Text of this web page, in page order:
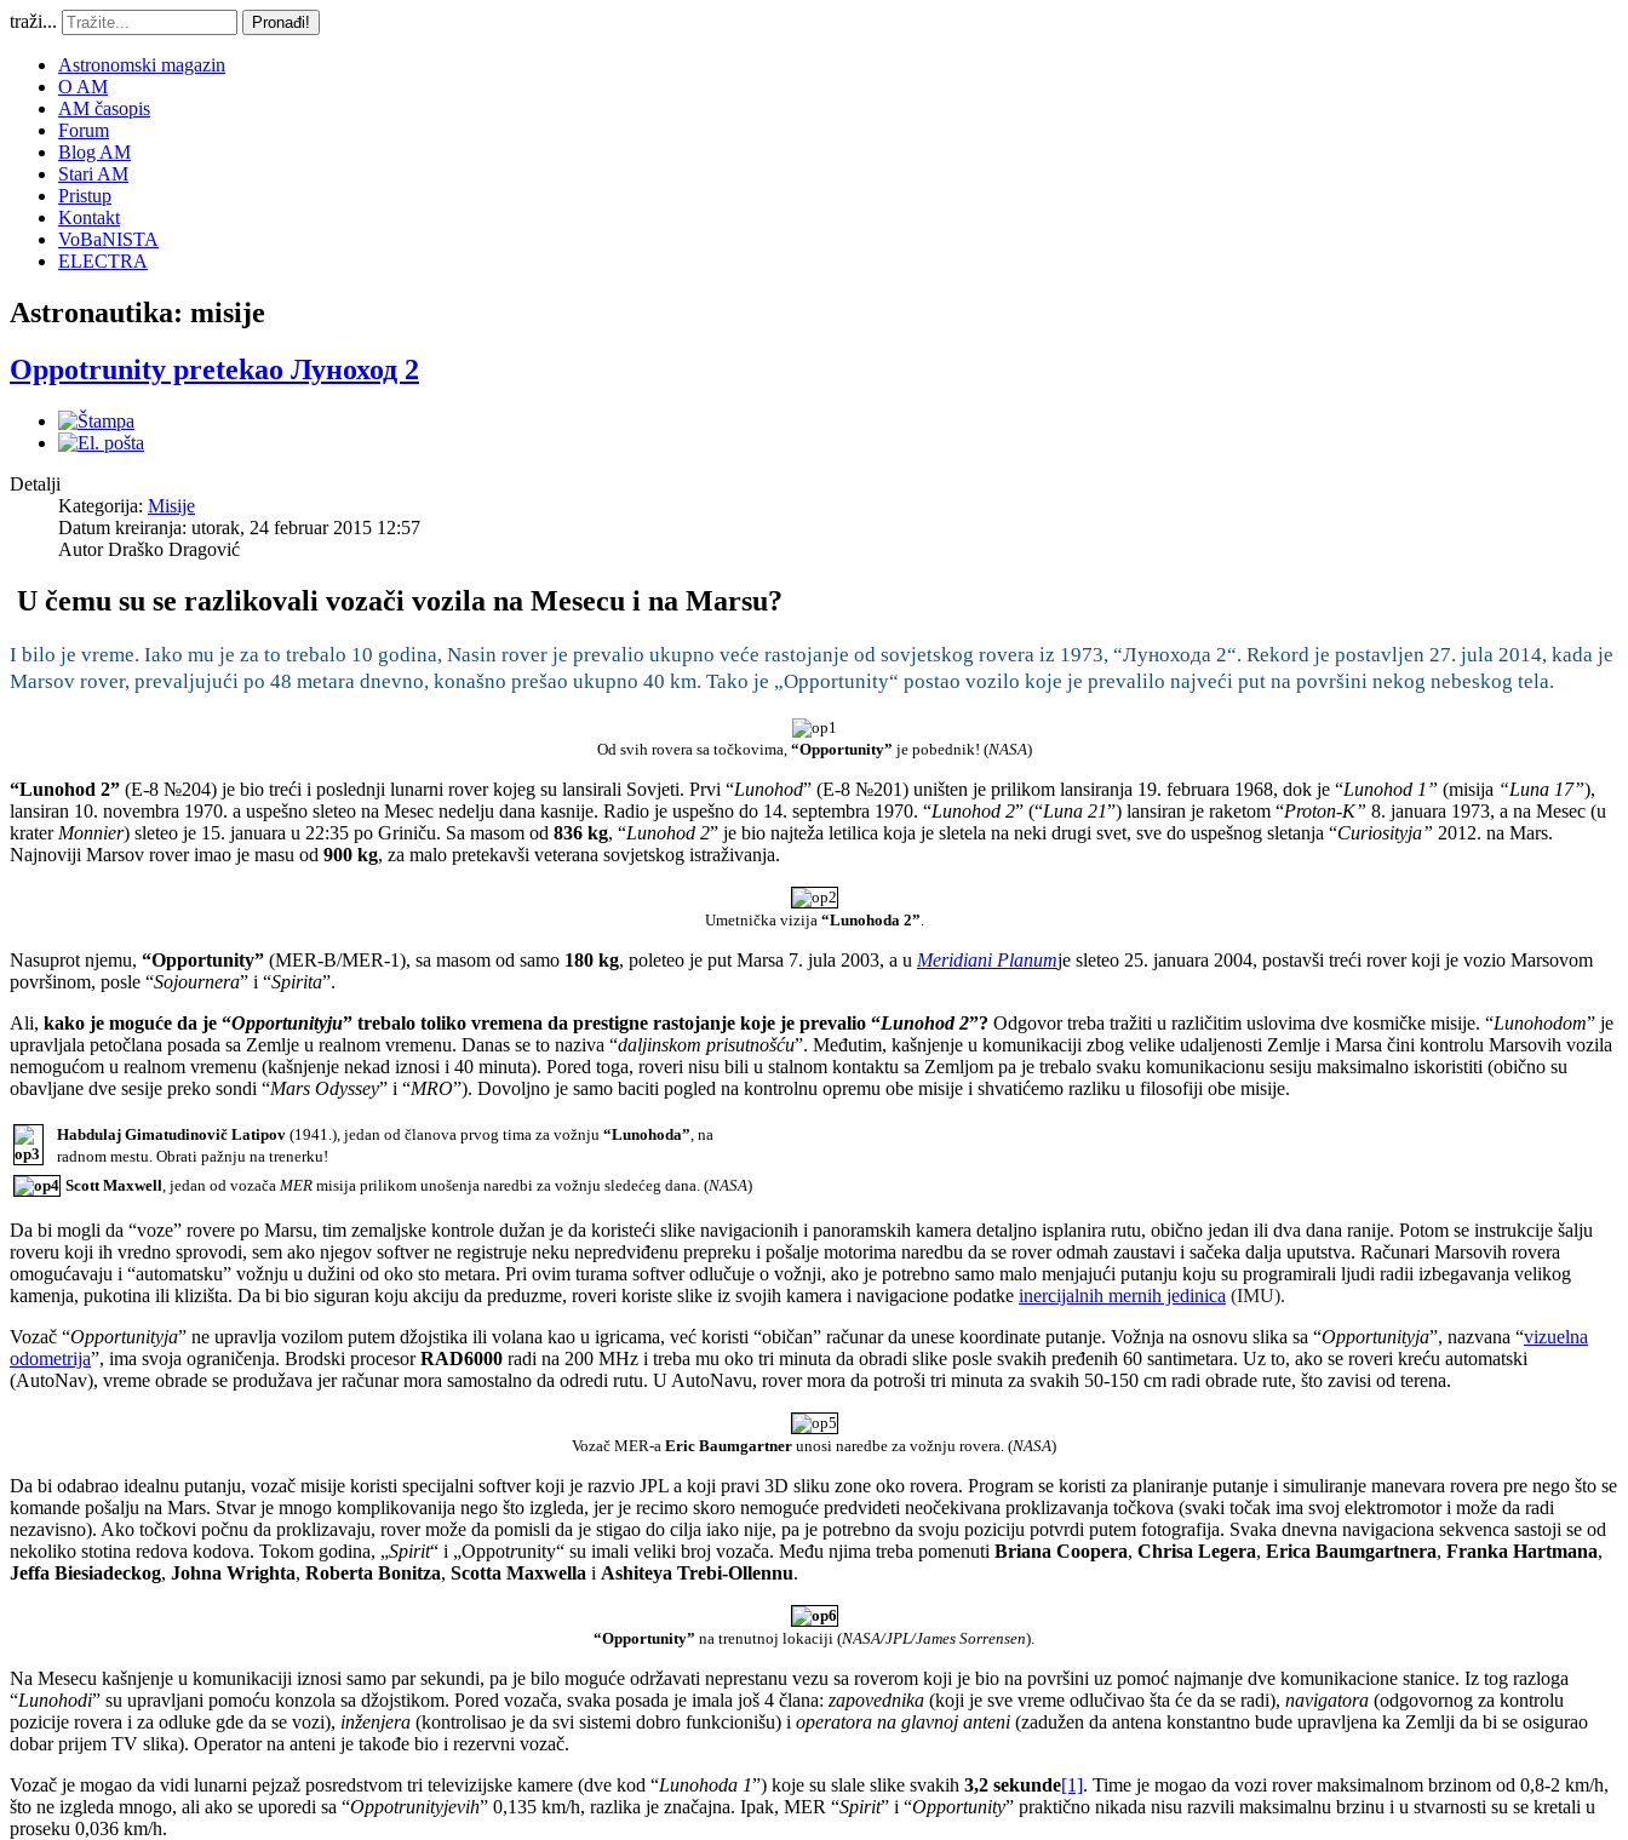
traži... Pronađi!
Astronomski magazin
O AM
AM časopis
Forum
Blog AM
Stari AM
Pristup
Kontakt
VoBaNISTA
ELECTRA
Astronautika: misije
Oppotrunity pretekao Луноход 2
Detalji
Kategorija: Misije
Datum kreiranja: utorak, 24 februar 2015 12:57
AutorDraško Dragović
U čemu su se razlikovali vozači vozila na Mesecu i na Marsu?
I bilo je vreme. Iako mu je za to trebalo 10 godina, Nasin rover je prevalio ukupno veće rastojanje od sovjetskog rovera iz 1973, “Лунохода 2“. Rekord je postavljen 27. jula 2014, kada je
Marsov rover, prevaljujući po 48 metara dnevno, konašno prešao ukupno 40 km. Tako je „Opportunity“ postao vozilo koje je prevalilo najveći put na površini nekog nebeskog tela.
Od svih rovera sa točkovima, “Opportunity” je pobednik! (NASA)
“Lunohod 2” (E-8 №204) je bio treći i poslednji lunarni rover kojeg su lansirali Sovjeti. Prvi “Lunohod” (E-8 №201) uništen je prilikom lansiranja 19. februara 1968, dok je “Lunohod 1” (misija “Luna 17”),
lansiran 10. novembra 1970. a uspešno sleteo na Mesec nedelju dana kasnije. Radio je uspešno do 14. septembra 1970. “Lunohod 2” (“Luna 21”) lansiran je raketom “Proton-K” 8. januara 1973, a na Mesec (u
krater Monnier) sleteo je 15. januara u 22:35 po Griniču. Sa masom od 836 kg, “Lunohod 2” je bio najteža letilica koja je sletela na neki drugi svet, sve do uspešnog sletanja “Curiosityja” 2012. na Mars.
Najnoviji Marsov rover imao je masu od 900 kg, za malo pretekavši veterana sovjetskog istraživanja.
Umetnička vizija “Lunohoda 2”
Nasuprot njemu, “Opportunity” (MER-B/MER-1), sa masom od samo 180 kg, poleteo je put Marsa 7. jula 2003, a u Meridiani Planumje sleteo 25. januara 2004, postavši treći rover koji je vozio Marsovom
površinom, posle “Sojournera” i “Spirita”.
Ali, kako je moguće da je “Opportunityju” trebalo toliko vremena da prestigne rastojanje koje je prevalio “Lunohod 2”? Odgovor treba tražiti u različitim uslovima dve kosmičke misije. “Lunohodom” je
upravljala petočlana posada sa Zemlje u realnom vremenu. Danas se to naziva “daljinskom prisutnošću”. Međutim, kašnjenje u komunikaciji zbog velike udaljenosti Zemlje i Marsa čini kontrolu Marsovih vozila
nemogućom u realnom vremenu (kašnjenje nekad iznosi i 40 minuta). Pored toga, roveri nisu bili u stalnom kontaktu sa Zemljom pa je trebalo svaku komunikacionu sesiju maksimalno iskoristiti (obično su
obavljane dve sesije preko sondi “Mars Odyssey” i “MRO”). Dovoljno je samo baciti pogled na kontrolnu opremu obe misije i shvatićemo razliku u filosofiji obe misije.
Habdulaj Gimatudinovič Latipov (1941.), jedan od članova prvog tima za vožnju “Lunohoda” , na
radnom mestu. Obrati pažnju na trenerku!
Scott Maxwell , jedan od vozača MER misija prilikom unošenja naredbi za vožnju sledećeg dana. (NASA)
Da bi mogli da “voze” rovere po Marsu, tim zemaljske kontrole dužan je da koristeći slike navigacionih i panoramskih kamera detaljno isplanira rutu, obično jedan ili dva dana ranije. Potom se instrukcije šalju
roveru koji ih vredno sprovodi, sem ako njegov softver ne registruje neku nepredviđenu prepreku i pošalje motorima naredbu da se rover odmah zaustavi i sačeka dalja uputstva. Računari Marsovih rovera
omogućavaju i “automatsku” vožnju u dužini od oko sto metara. Pri ovim turama softver odlučuje o vožnji, ako je potrebno samo malo menjajući putanju koju su programirali ljudi radii izbegavanja velikog
kamenja, pukotina ili klizišta. Da bi bio siguran koju akciju da preduzme, roveri koriste slike iz svojih kamera i navigacione podatke inercijalnih mernih jedinica (IMU).
Vozač “Opportunityja” ne upravlja vozilom putem džojstika ili volana kao u igricama, već koristi “običan” računar da unese koordinate putanje. Vožnja na osnovu slika sa “Opportunityja”, nazvana “vizuelna
odometrija”, ima svoja ograničenja. Brodski procesorRAD6000 radi na 200 MHz i treba mu oko tri minuta da obradi slike posle svakih pređenih 60 santimetara. Uz to, ako se roveri kreću automatski
(AutoNav), vreme obrade se produžava jer računar mora samostalno da odredi rutu. U AutoNavu, rover mora da potroši tri minuta za svakih 50-150 cm radi obrade rute, što zavisi od terena.
Vozač MER-a Eric Baumgartner unosi naredbe za vožnju rovera. (NASA)
Da bi odabrao idealnu putanju, vozač misije koristi specijalni softver koji je razvio JPL a koji pravi 3D sliku zone oko rovera. Program se koristi za planiranje putanje i simuliranje manevara rovera pre nego što se
komande pošalju na Mars. Stvar je mnogo komplikovanija nego što izgleda, jer je recimo skoro nemoguće predvideti neočekivana proklizavanja točkova (svaki točak ima svoj elektromotor i može da radi
nezavisno). Ako točkovi počnu da proklizavaju, rover može da pomisli da je stigao do cilja iako nije, pa je potrebno da svoju poziciju potvrdi putem fotografija. Svaka dnevna navigaciona sekvenca sastoji se od
nekoliko stotina redova kodova. Tokom godina, „Spirit“ i „Oppotrunity“ su imali veliki broj vozača. Među njima treba pomenuti Briana Coopera, Chrisa Legera, Erica Baumgartnera, Franka Hartmana,
Jeffa Biesiadeckog, Johna Wrighta, Roberta Bonitza, Scotta Maxwella i Ashiteya Trebi-Ollennu.
“Opportunity” na trenutnoj lokaciji (NASA/JPL/James Sorrensen).
Na Mesecu kašnjenje u komunikaciji iznosi samo par sekundi, pa je bilo moguće održavati neprestanu vezu sa roverom koji je bio na površini uz pomoć najmanje dve komunikacione stanice. Iz tog razloga
“Lunohodi” su upravljani pomoću konzola sa džojstikom. Pored vozača, svaka posada je imala još 4 člana: zapovednika (koji je sve vreme odlučivao šta će da se radi), navigatora (odgovornog za kontrolu
pozicije rovera i za odluke gde da se vozi), inženjera (kontrolisao je da svi sistemi dobro funkcionišu) i operatora na glavnoj anteni (zadužen da antena konstantno bude upravljena ka Zemlji da bi se osigurao
dobar prijem TV slika). Operator na anteni je takođe bio i rezervni vozač.
Vozač je mogao da vidi lunarni pejzaž posredstvom tri televizijske kamere (dve kod “Lunohoda 1”) koje su slale slike svakih 3,2 sekunde[1]. Time je mogao da vozi rover maksimalnom brzinom od 0,8-2 km/h,
što ne izgleda mnogo, ali ako se uporedi sa “Oppotrunityjevih” 0,135 km/h, razlika je značajna. Ipak, MER “Spirit” i “Opportunity” praktično nikada nisu razvili maksimalnu brzinu i u stvarnosti su se kretali u
proseku 0,036 km/h.